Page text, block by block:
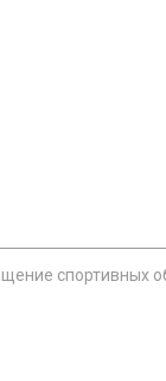
спортивных